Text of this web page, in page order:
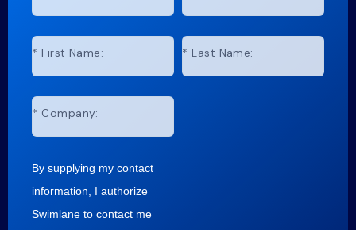
* First Name: * Last Name:
* Company:
By supplying my contact
information, I authorize
Swimlane to contact me